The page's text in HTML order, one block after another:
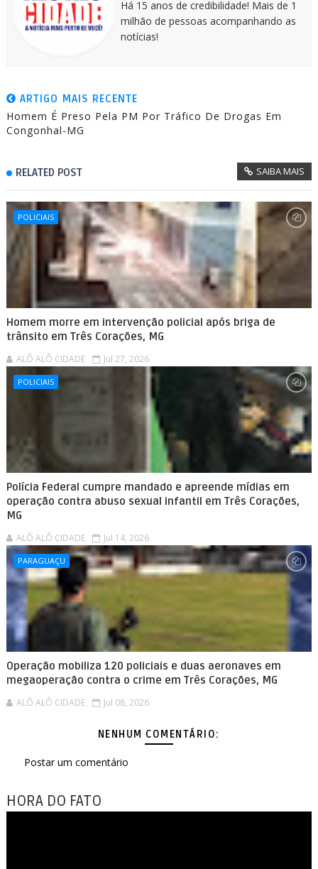
Há 15 anos de credibilidade! Mais de 1
milhão de pessoas acompanhando as
notícias!
ARTIGO MAIS RECENTE
Homem É Preso Pela PM Por Tráfico De Drogas Em
Congonhal-MG
RELATED POST SAIBA MAIS
POLICIAIS
Homem morre em intervenção policial após briga de
trânsito em Três Corações, MG
ALÔ ALÔ CIDADE Jul 27, 2026
POLICIAIS
Polícia Federal cumpre mandado e apreende mídias em
operação contra abuso sexual infantil em Três Corações,
MG
ALÔ ALÔ CIDADE Jul 14, 2026
PARAGUAÇU
Operação mobiliza 120 policiais e duas aeronaves em
megaoperação contra o crime em Três Corações, MG
ALÔ ALÔ CIDADE Jul 08, 2026
NENHUM COMENTÁRIO:
Postar um comentário
HORA DO FATO